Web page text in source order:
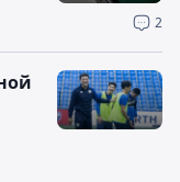
2